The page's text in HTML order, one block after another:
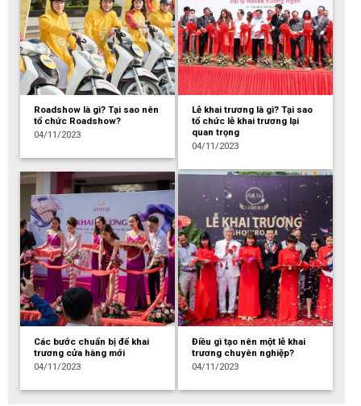
Roadshow là gì? Tại sao nên
tổ chức Roadshow?
04/11/2023
Lễ khai trương là gì? Tại sao
tổ chức lễ khai trương lại
quan trọng
04/11/2023
Các bước chuẩn bị để khai
trương cửa hàng mới
04/11/2023
Điều gì tạo nên một lễ khai
trương chuyên nghiệp?
04/11/2023